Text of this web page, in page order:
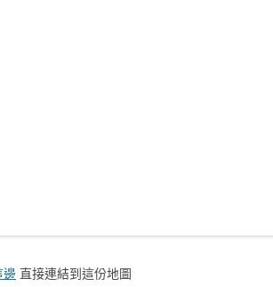
邊 直接連結到這份地圖